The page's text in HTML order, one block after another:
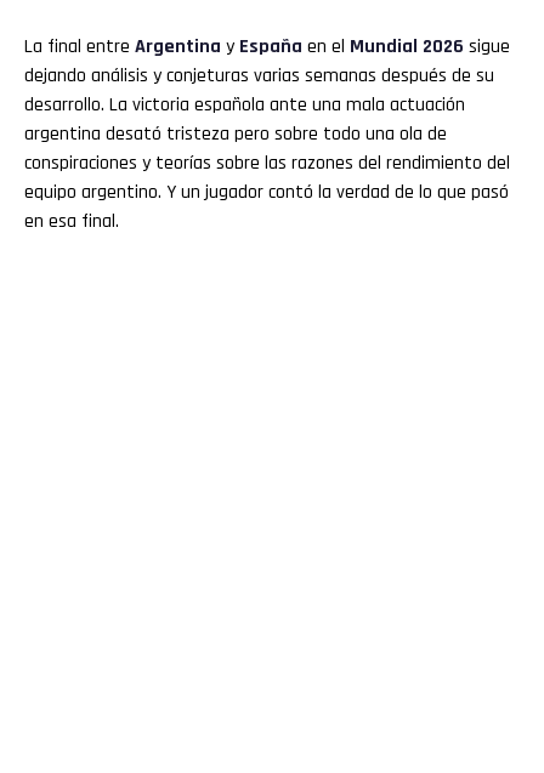
La final entre Argentina y España en el Mundial 2026 sigue
dejando análisis y conjeturas varias semanas después de su
desarrollo. La victoria española ante una mala actuación
argentina desató tristeza pero sobre todo una ola de
conspiraciones y teorías sobre las razones del rendimiento del
equipo argentino. Y un jugador contó la verdad de lo que pasó
en esa final.